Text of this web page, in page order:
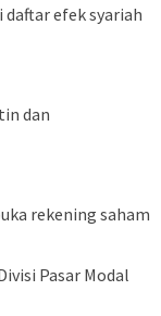
efek syariah
dan
rekening saham
Pasar Modal